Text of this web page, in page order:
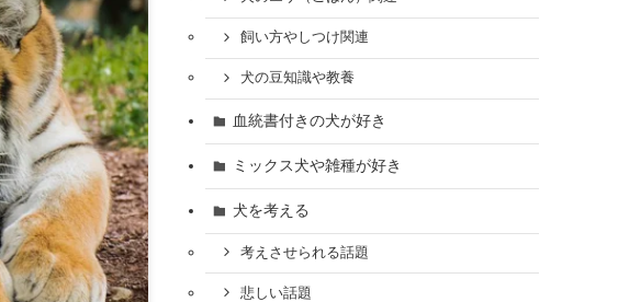
飼い方やしつけ関連
犬の豆知識や教養
血統書付きの犬が好き
ミックス犬や雑種が好き
犬を考える
考えさせられる話題
悲しい話題